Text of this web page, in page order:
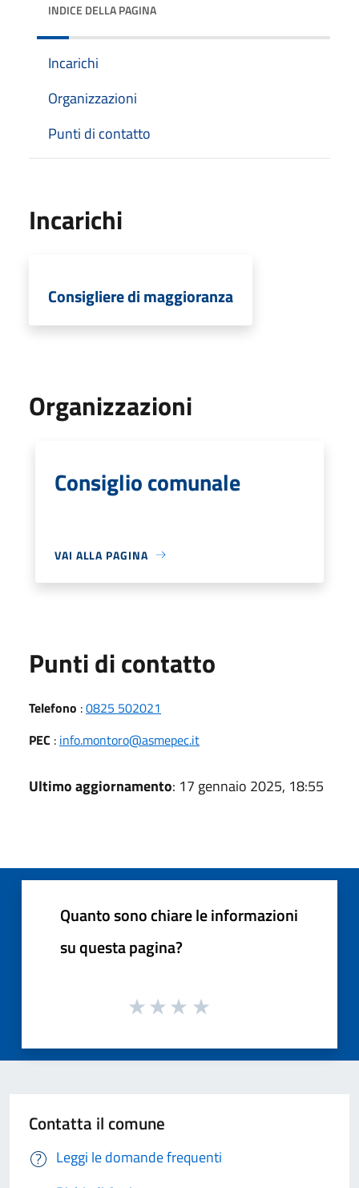
INDICE DELLA PAGINA
Incarichi
Organizzazioni
Punti di contatto
Incarichi
Consigliere di maggioranza
Organizzazioni
Consiglio comunale
VAI ALLA PAGINA
Punti di contatto
Telefono :0825 502021
PEC : info.montoro@asmepec.it
Ultimo aggiornamento: 17 gennaio 2025, 18:55
Quanto sono chiare le informazioni
su questa pagina?
Contatta il comune
Leggi le domande frequenti